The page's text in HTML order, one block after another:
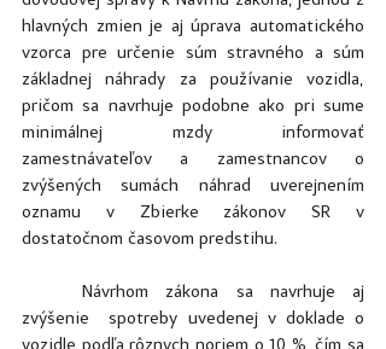
hlavných zmien je aj úprava automatického
vzorca pre určenie súm stravného a súm
základnej náhrady za používanie vozidla,
pričom sa navrhuje podobne ako pri sume
minimálnej mzdy informovať
zamestnávateľov a zamestnancov o
zvýšených sumách náhrad uverejnením
oznamu v Zbierke zákonov SR v
dostatočnom časovom predstihu.
	Návrhom zákona sa navrhuje aj
zvýšenie  spotreby uvedenej v doklade o